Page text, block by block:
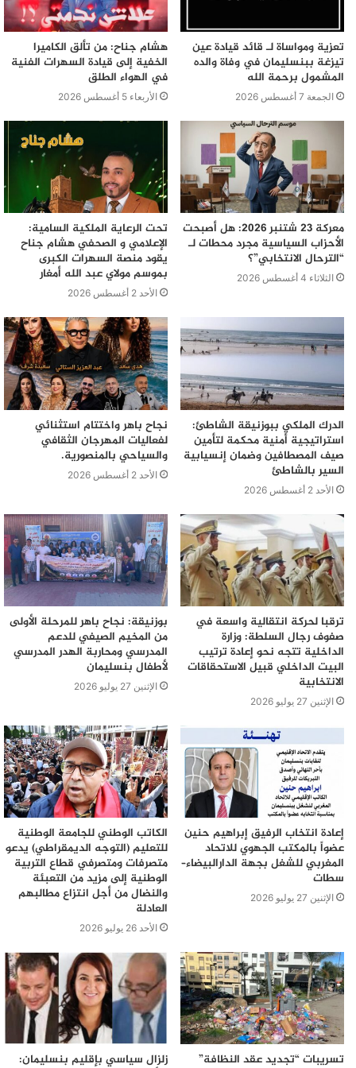
تعزية ومواساة لـ قائد قيادة عين
تيزغة ببنسليمان في وفاة والده
المشمول برحمة الله
الجمعة 7 أغسطس 2026
هشام جناح: من تألق الكاميرا
الخفية إلى قيادة السهرات الفنية
في الهواء الطلق
الأربعاء 5 أغسطس 2026
معركة 23 شتنبر 2026: هل أصبحت
الأحزاب السياسية مجرد محطات لـ
“الترحال الانتخابي”؟
الثلاثاء 4 أغسطس 2026
تحت الرعاية الملكية السامية:
الإعلامي و الصحفي هشام جناح
يقود منصة السهرات الكبرى
بموسم مولاي عبد الله أمغار
الأحد 2 أغسطس 2026
الدرك الملكي ببوزنيقة الشاطئ:
استراتيجية أمنية محكمة لتأمين
صيف المصطافين وضمان إنسيابية
السير بالشاطئ
الأحد 2 أغسطس 2026
نجاح باهر واختتام استثنائي
لفعاليات المهرجان الثقافي
والسياحي بالمنصورية.
الأحد 2 أغسطس 2026
ترقبا لحركة انتقالية واسعة في
صفوف رجال السلطة: وزارة
الداخلية تتجه نحو إعادة ترتيب
البيت الداخلي قبيل الاستحقاقات
الانتخابية
الإثنين 27 يوليو 2026
بوزنيقة: نجاح باهر للمرحلة الأولى
من المخيم الصيفي للدعم
المدرسي ومحاربة الهدر المدرسي
لأطفال بنسليمان
الإثنين 27 يوليو 2026
إعادة انتخاب الرفيق إبراهيم حنين
عضواً بالمكتب الجهوي للاتحاد
المغربي للشغل بجهة الدارالبيضاء–
سطات
الإثنين 27 يوليو 2026
الكاتب الوطني للجامعة الوطنية
للتعليم (التوجه الديمقراطي) يدعو
متصرفات ومتصرفي قطاع التربية
الوطنية إلى مزيد من التعبئة
والنضال من أجل انتزاع مطالبهم
العادلة
الأحد 26 يوليو 2026
تسريبات “تجديد عقد النظافة”
زلزال سياسي بإقليم بنسليمان: